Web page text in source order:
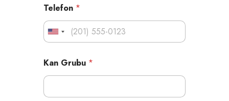
Telefon *
Kan Grubu *